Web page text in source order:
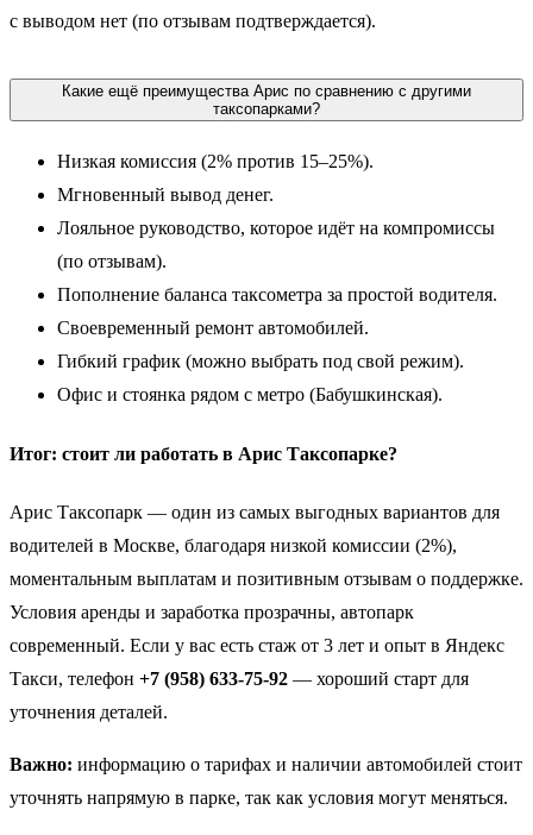
с выводом нет (по отзывам подтверждается).
Какие ещё преимущества Арис по сравнению с другими
таксопарками?
Низкая комиссия (2% против 15–25%).
Мгновенный вывод денег.
Лояльное руководство, которое идёт на компромиссы
(по отзывам).
Пополнение баланса таксометра за простой водителя.
Своевременный ремонт автомобилей.
Гибкий график (можно выбрать под свой режим).
Офис и стоянка рядом с метро (Бабушкинская).
Итог: стоит ли работать в Арис Таксопарке?
Арис Таксопарк — один из самых выгодных вариантов для
водителей в Москве, благодаря низкой комиссии (2%),
моментальным выплатам и позитивным отзывам о поддержке.
Условия аренды и заработка прозрачны, автопарк
современный. Если у вас есть стаж от 3 лет и опыт в Яндекс
Такси, телефон +7 (958) 633-75-92 — хороший старт для
уточнения деталей.
Важно: информацию о тарифах и наличии автомобилей стоит
уточнять напрямую в парке, так как условия могут меняться.